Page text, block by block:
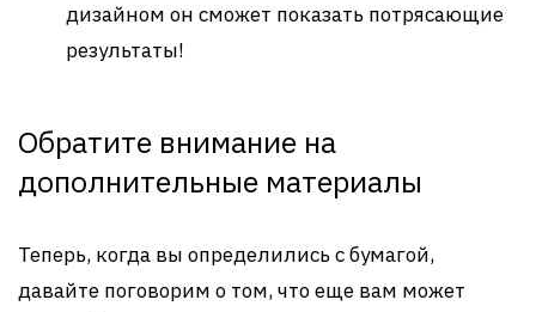
дизайном он сможет показать потрясающие
результаты!
Обратите внимание на
дополнительные материалы
Теперь, когда вы определились с бумагой,
давайте поговорим о том, что еще вам может